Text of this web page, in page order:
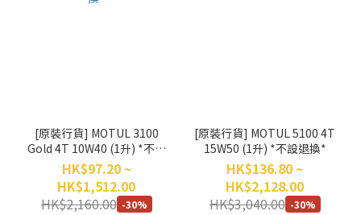
[原裝行貨] MOTUL 3100
Gold 4T 10W40 (1升) *不設
退換*
HK$97.20 ~
HK$1,512.00
HK$2,160.00 -30%
[原裝行貨] MOTUL 5100 4T
15W50 (1升) *不設退換*
HK$136.80 ~
HK$2,128.00
HK$3,040.00 -30%